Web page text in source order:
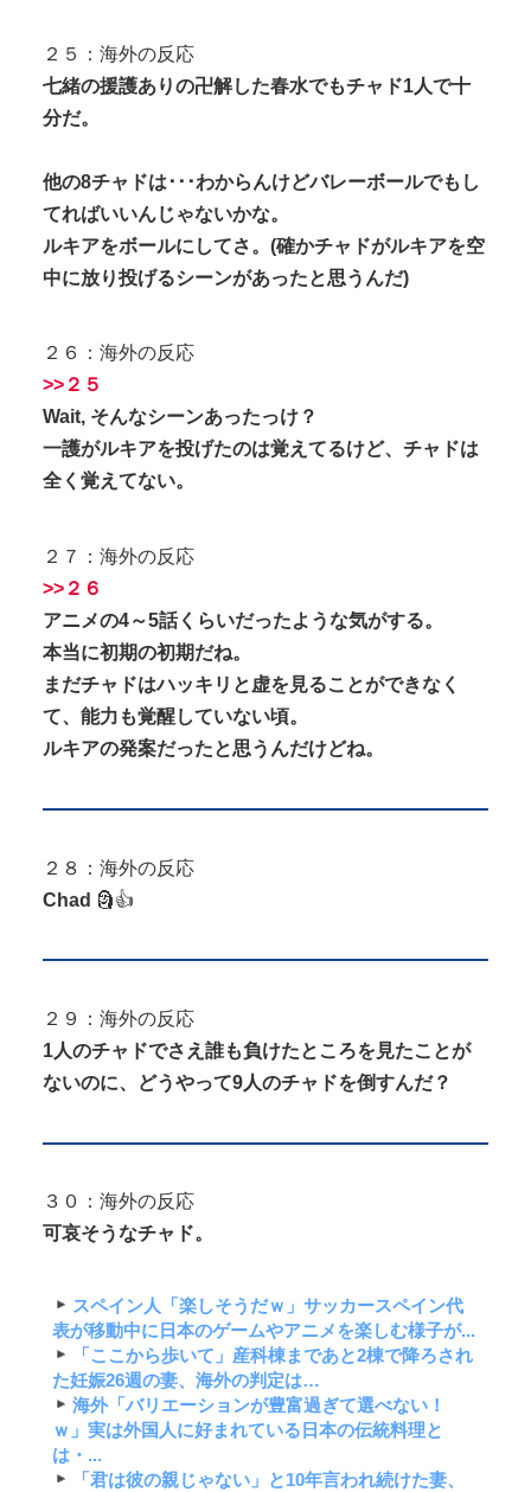
２５：海外の反応
七緒の援護ありの卍解した春水でもチャド1人で十
分だ。
他の8チャドは･･･わからんけどバレーボールでもし
てればいいんじゃないかな。
ルキアをボールにしてさ。(確かチャドがルキアを空
中に放り投げるシーンがあったと思うんだ)
２６：海外の反応
>>２５
Wait, そんなシーンあったっけ？
一護がルキアを投げたのは覚えてるけど、チャドは
全く覚えてない。
２７：海外の反応
>>２６
アニメの4～5話くらいだったような気がする。
本当に初期の初期だね。
まだチャドはハッキリと虚を見ることができなく
て、能力も覚醒していない頃。
ルキアの発案だったと思うんだけどね。
２８：海外の反応
Chad 🗿👍
２９：海外の反応
1人のチャドでさえ誰も負けたところを見たことが
ないのに、どうやって9人のチャドを倒すんだ？
３０：海外の反応
可哀そうなチャド。
スペイン人「楽しそうだｗ」サッカースペイン代
表が移動中に日本のゲームやアニメを楽しむ様子が...
「ここから歩いて」産科棟まであと2棟で降ろされ
た妊娠26週の妻、海外の判定は…
海外「バリエーションが豊富過ぎて選べない！
ｗ」実は外国人に好まれている日本の伝統料理と
は・...
「君は彼の親じゃない」と10年言われ続けた妻、